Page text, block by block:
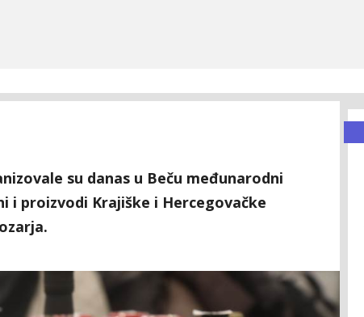
su danas u Beču međunarodni
i proizvodi Krajiške i Hercegovačke